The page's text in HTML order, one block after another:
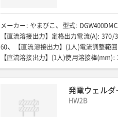
メーカー : やまびこ 型式:
【直流溶接出力】定格出力電流(A): 370/
60
【直流溶接出力】(1人)電流調整範
【直流溶接出力】(1人)使用溶接棒(mm):
【直流溶接出力】(2人)電流調整範囲
【直流溶接出力】(2人)使用溶接棒(mm):
【直流溶接出力】(エコ・eモード)電流調
【直流溶接出力】(エコ・eモード)使用溶
【交流出力】定格周波数(Hz)
発電ウェル
HW2B